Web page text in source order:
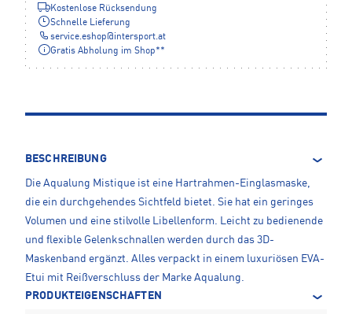
Kostenlose Rücksendung
Schnelle Lieferung
service.eshop@intersport.at
Gratis Abholung im Shop**
BESCHREIBUNG
Die Aqualung Mistique ist eine Hartrahmen-Einglasmaske,
die ein durchgehendes Sichtfeld bietet. Sie hat ein geringes
Volumen und eine stilvolle Libellenform. Leicht zu bedienende
und flexible Gelenkschnallen werden durch das 3D-
Maskenband ergänzt. Alles verpackt in einem luxuriösen EVA-
Etui mit Reißverschluss der Marke Aqualung.
PRODUKTEIGENSCHAFTEN